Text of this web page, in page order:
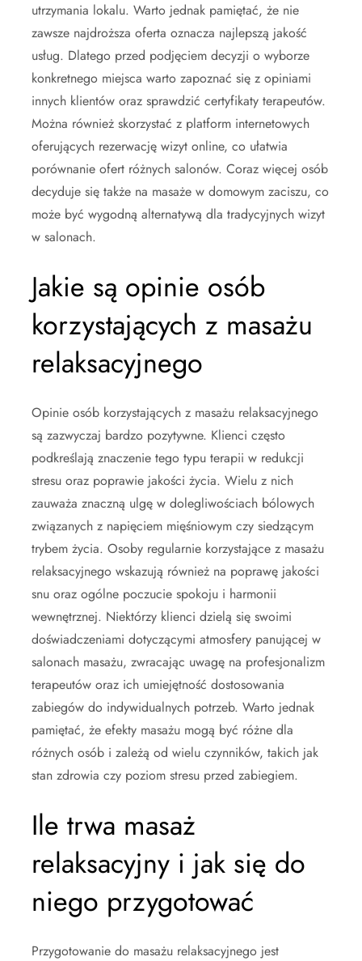
utrzymania lokalu. Warto jednak pamiętać, że nie
zawsze najdroższa oferta oznacza najlepszą jakość
usług. Dlatego przed podjęciem decyzji o wyborze
konkretnego miejsca warto zapoznać się z opiniami
innych klientów oraz sprawdzić certyfikaty terapeutów.
Można również skorzystać z platform internetowych
oferujących rezerwację wizyt online, co ułatwia
porównanie ofert różnych salonów. Coraz więcej osób
decyduje się także na masaże w domowym zaciszu, co
może być wygodną alternatywą dla tradycyjnych wizyt
w salonach.
Jakie są opinie osób
korzystających z masażu
relaksacyjnego
Opinie osób korzystających z masażu relaksacyjnego
są zazwyczaj bardzo pozytywne. Klienci często
podkreślają znaczenie tego typu terapii w redukcji
stresu oraz poprawie jakości życia. Wielu z nich
zauważa znaczną ulgę w dolegliwościach bólowych
związanych z napięciem mięśniowym czy siedzącym
trybem życia. Osoby regularnie korzystające z masażu
relaksacyjnego wskazują również na poprawę jakości
snu oraz ogólne poczucie spokoju i harmonii
wewnętrznej. Niektórzy klienci dzielą się swoimi
doświadczeniami dotyczącymi atmosfery panującej w
salonach masażu, zwracając uwagę na profesjonalizm
terapeutów oraz ich umiejętność dostosowania
zabiegów do indywidualnych potrzeb. Warto jednak
pamiętać, że efekty masażu mogą być różne dla
różnych osób i zależą od wielu czynników, takich jak
stan zdrowia czy poziom stresu przed zabiegiem.
Ile trwa masaż
relaksacyjny i jak się do
niego przygotować
Przygotowanie do masażu relaksacyjnego jest